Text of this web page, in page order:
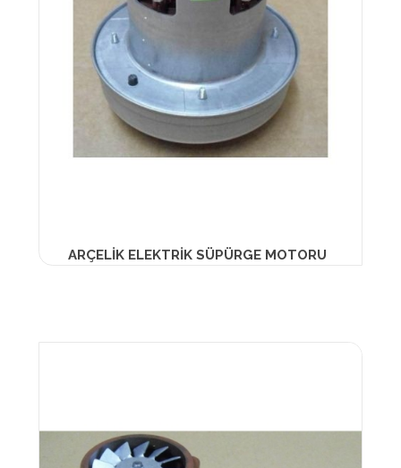
ARÇELİK ELEKTRİK SÜPÜRGE MOTORU